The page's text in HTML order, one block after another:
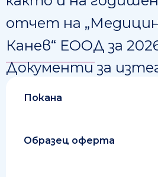
отчет на
Канев“ ЕООД за
Документи за
Покана
Образец оферта